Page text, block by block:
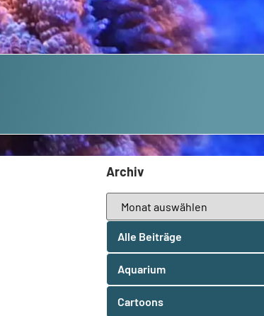
Archiv
Alle Beiträge
Aquarium
Cartoons